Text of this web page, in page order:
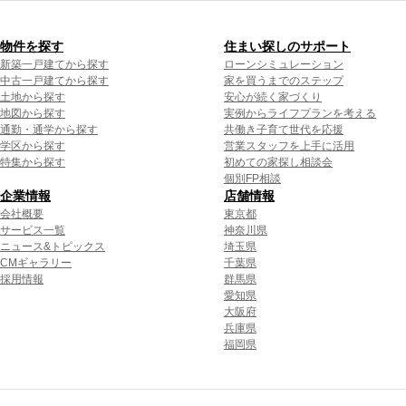
物件を探す
新築一戸建てから探す
中古一戸建てから探す
土地から探す
地図から探す
通勤・通学から探す
学区から探す
特集から探す
住まい探しのサポート
ローンシミュレーション
家を買うまでのステップ
安心が続く家づくり
実例からライフプランを考える
共働き子育て世代を応援
営業スタッフを上手に活用
初めての家探し相談会
個別FP相談
企業情報
会社概要
サービス一覧
ニュース&トピックス
CMギャラリー
採用情報
店舗情報
東京都
神奈川県
埼玉県
千葉県
群馬県
愛知県
大阪府
兵庫県
福岡県